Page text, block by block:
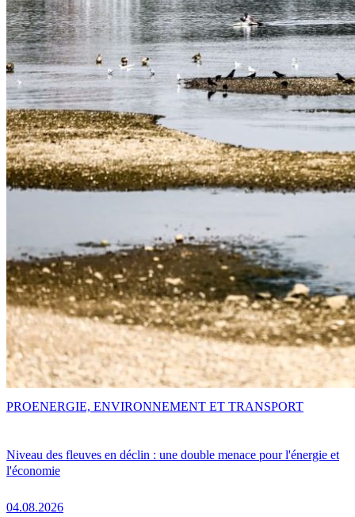
Niveau des fleuves en déclin : une double menace pour l'énergie et
l'économie
04.08.2026
PROENERGIE, ENVIRONNEMENT ET TRANSPORT